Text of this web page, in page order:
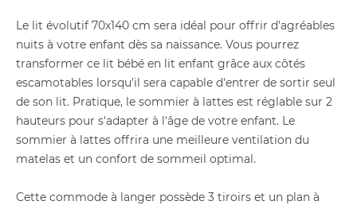
Le lit évolutif 70x140 cm sera idéal pour offrir d'agréables
nuits à votre enfant dès sa naissance. Vous pourrez
transformer ce lit bébé en lit enfant grâce aux côtés
escamotables lorsqu'il sera capable d'entrer de sortir seul
de son lit. Pratique, le sommier à lattes est réglable sur 2
hauteurs pour s'adapter à l'âge de votre enfant. Le
sommier à lattes offrira une meilleure ventilation du
matelas et un confort de sommeil optimal.
Cette commode à langer possède 3 tiroirs et un plan à